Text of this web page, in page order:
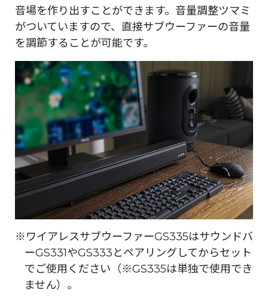
音場を作り出すことができます。音量調整ツマミ
がついていますので、直接サブウーファーの音量
を調節することが可能です。
※ワイアレスサブウーファーGS335はサウンドバ
ーGS331やGS333とペアリングしてからセット
でご使用ください（※GS335は単独で使用でき
ません）。